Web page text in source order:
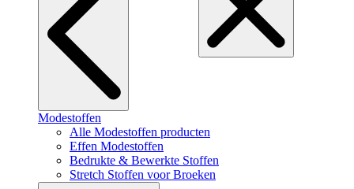
Modestoffen
Alle Modestoffen producten
Effen Modestoffen
Bedrukte & Bewerkte Stoffen
Stretch Stoffen voor Broeken